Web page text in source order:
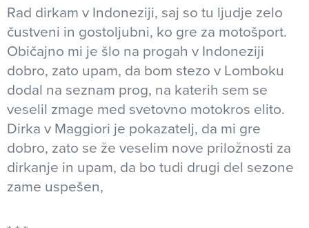
Rad dirkam v Indoneziji, saj so tu ljudje zelo
čustveni in gostoljubni, ko gre za motošport.
Običajno mi je šlo na progah v Indoneziji
dobro, zato upam, da bom stezo v Lomboku
dodal na seznam prog, na katerih sem se
veselil zmage med svetovno motokros elito.
Dirka v Maggiori je pokazatelj, da mi gre
dobro, zato se že veselim nove priložnosti za
dirkanje in upam, da bo tudi drugi del sezone
zame uspešen,